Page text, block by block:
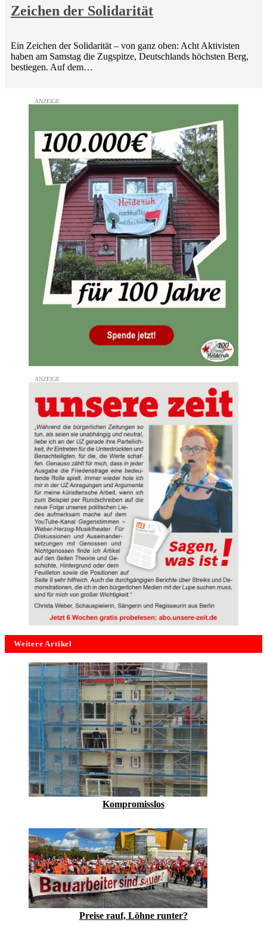
Zeichen der Solidarität
Ein Zeichen der Solidarität – von ganz oben: Acht Aktivisten
haben am Samstag die Zugspitze, Deutschlands höchsten Berg,
bestiegen. Auf dem…
Weitere Artikel
Kompromisslos
Preise rauf, Löhne runter?